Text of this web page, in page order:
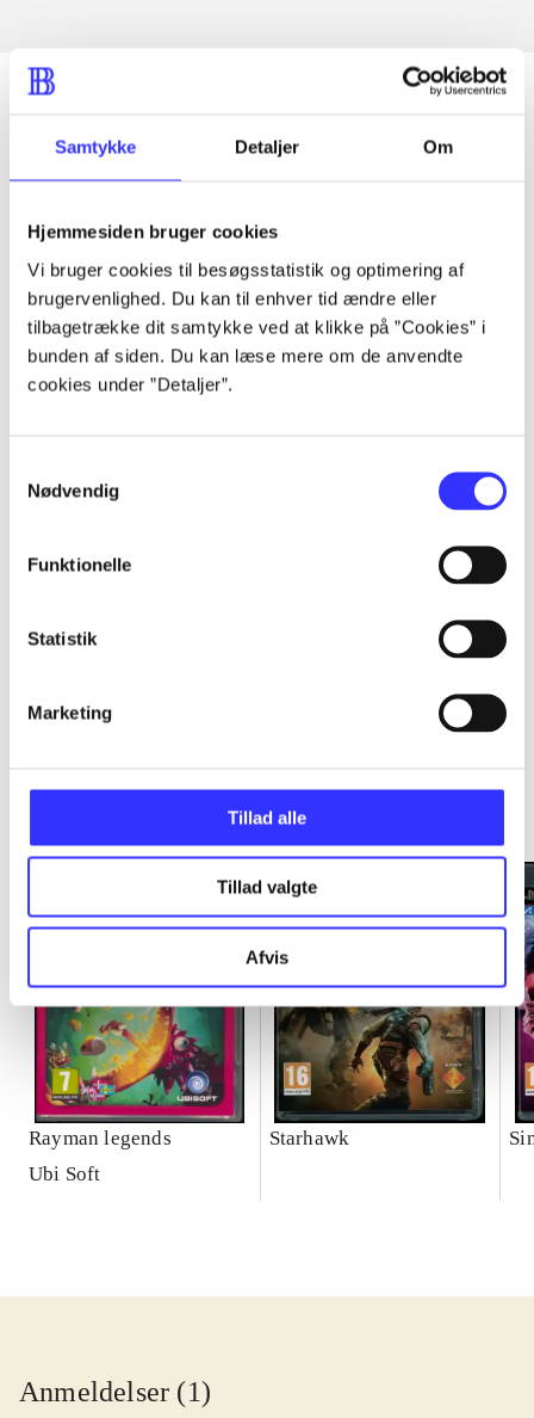
Samtykke Detaljer Om
Hjemmesiden bruger cookies
Vi bruger cookies til besøgsstatistik og optimering af
brugervenlighed. Du kan til enhver tid ændre eller
tilbagetrække dit samtykke ved at klikke på ”Cookies” i
bunden af siden. Du kan læse mere om de anvendte
cookies under ”Detaljer”.
Nødvendig
Funktionelle
Statistik
Marketing
Tillad alle
Tillad valgte
Afvis
...
...
...
Rayman legends
Ubi Soft
Starhawk
Anmeldelser (1)